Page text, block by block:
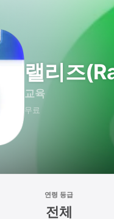
랠리즈
교육
무료
연령 등급
전체